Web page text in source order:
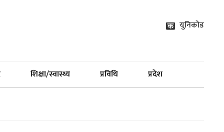
युनिकोड
शिक्षा/स्वास्थ्य प्रविधि प्रदेश